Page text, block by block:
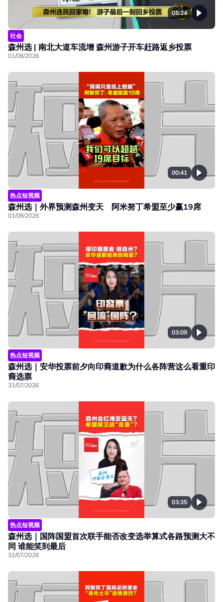
05:24
社会
森州选 | 南北大道车流增 森州游子开车赶路返乡投票
01/08/2026
00:41
热点短视频
森州选｜外界预测森州变天 阿米努丁希盟至少赢19席
01/08/2026
03:09
热点短视频
森州选｜安华投票前夕向印裔道歉为什么各阵营这么看重印
裔选票
31/07/2026
03:35
热点短视频
森州选｜国阵国盟首次联手能否改变选举算式各路预测大不
同 谁能笑到最后
31/07/2026